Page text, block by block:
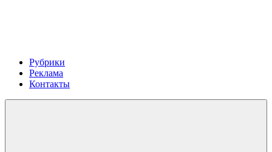
Рубрики
Реклама
Контакты